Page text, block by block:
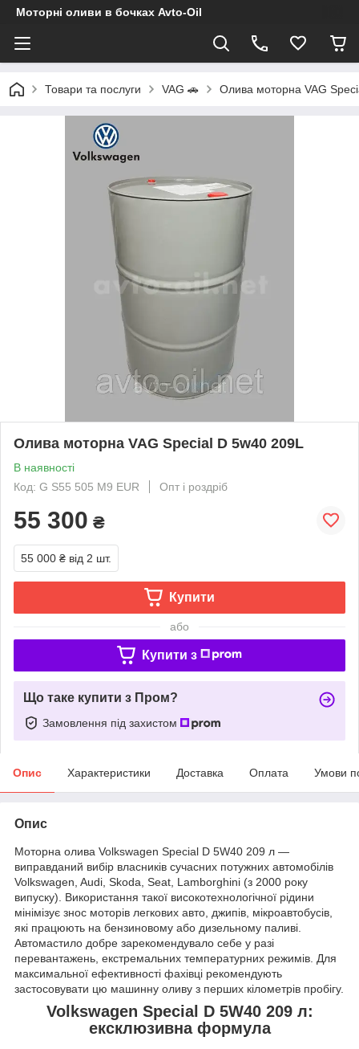
Моторні оливи в бочках Avto-Oil
Товари та послуги VAG 🚗 Олива моторна VAG
Олива моторна VAG Special D 5w40 209L
В наявності
Код: G S55 505 M9 EUR
Опт і роздріб
55 300 ₴
55 000 ₴ від 2 шт.
Купити
або
Купити з
Що таке купити з Пром?
Замовлення під захистом
Опис Характеристики Доставка Оплата Умови
Опис
Моторна олива Volkswagen Special D 5W40 209 л —
виправданий вибір власників сучасних потужних автомобілів
Volkswagen, Audi, Skoda, Seat, Lamborghini (з 2000 року
випуску). Використання такої високотехнологічної рідини
мінімізує знос моторів легкових авто, джипів, мікроавтобусів,
які працюють на бензиновому або дизельному паливі.
Автомастило добре зарекомендувало себе у разі
перевантажень, екстремальних температурних режимів. Для
максимальної ефективності фахівці рекомендують
застосовувати цю машинну оливу з перших кілометрів пробігу.
Volkswagen Special D 5W40 209 л:
ексклюзивна формула